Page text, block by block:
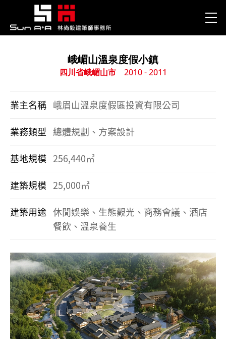
峨嵋山溫泉度假小鎮
四川省峨嵋山市2010 - 2011
業主名稱 峨眉山溫泉度假區投資有限公司
業務類型 總體規劃、方案設計
基地規模 256,440㎡
建築規模 25,000㎡
建築用途 休閒娛樂、生態觀光、商務會議、酒店
餐飲、溫泉養生